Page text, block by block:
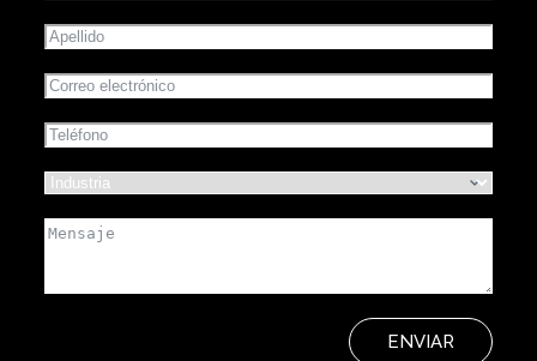
ENVIAR